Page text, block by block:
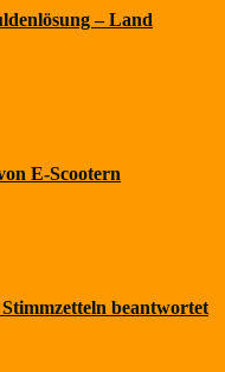
– Land
E-Scootern
beantwortet